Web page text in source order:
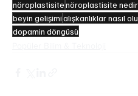
nöroplastisitenöroplastisite nedir
beyin gelişimialışkanlıklar nasıl
dopamin döngüsü